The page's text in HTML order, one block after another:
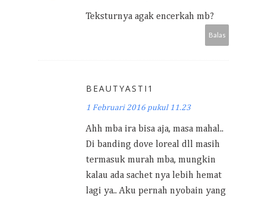
Teksturnya agak encerkah mb?
Balas
BEAUTYASTI1
1 Februari 2016 pukul 11.23
Ahh mba ira bisa aja, masa mahal..
Di banding dove loreal dll masih
termasuk murah mba, mungkin
kalau ada sachet nya lebih hemat
lagi ya.. Aku pernah nyobain yang